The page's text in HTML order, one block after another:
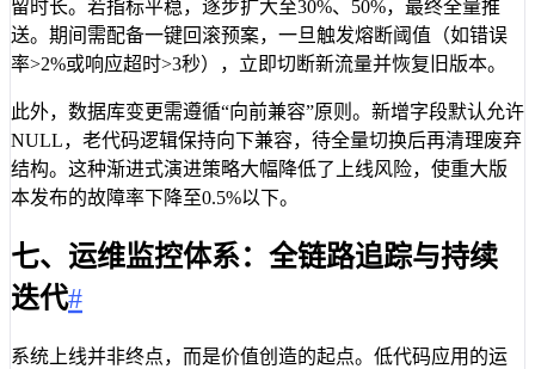
留时长。若指标平稳，逐步扩大至30%、50%，最终全量推
送。期间需配备一键回滚预案，一旦触发熔断阈值（如错误
率>2%或响应超时>3秒），立即切断新流量并恢复旧版本。
此外，数据库变更需遵循“向前兼容”原则。新增字段默认允许
NULL，老代码逻辑保持向下兼容，待全量切换后再清理废弃
结构。这种渐进式演进策略大幅降低了上线风险，使重大版
本发布的故障率下降至0.5%以下。
七、运维监控体系：全链路追踪与持续
迭代#
系统上线并非终点，而是价值创造的起点。低代码应用的运